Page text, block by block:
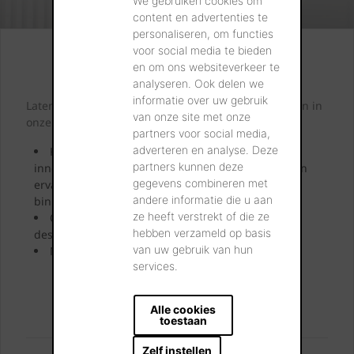
content en advertenties te
personaliseren, om functies
voor social media te bieden
en om ons websiteverkeer te
analyseren. Ook delen we
informatie over uw gebruik
van onze site met onze
partners voor social media,
adverteren en analyse. Deze
partners kunnen deze
gegevens combineren met
andere informatie die u aan
ze heeft verstrekt of die ze
hebben verzameld op basis
van uw gebruik van hun
services.
Alle cookies
toestaan
Zelf instellen
Kijk. Droom. Kies.
Laten we samen letterlijk uw dromen tastbaar maken in
onze showrooms.
Kom langs en laat u inspireren door onze
innovatieve oplossingen. Bekijk ze, neem ze vast en
ervaar uw toekomstige gevel, dak, bestrating of
binnenmuur.
Onze showroomadviseurs geven u uitgebreid
deskundig advies.
Neem uw favoriete stalen mee naar huis.
BEZOEK ONZE SHOWROOMS